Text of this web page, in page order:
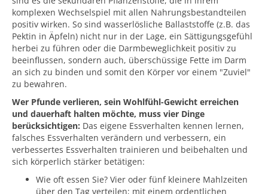
komplexen Wechselspiel mit allen Nahrungsbestandteilen
positiv wirken. So sind wasserlösliche Ballaststoffe (z.B. das
Pektin in Äpfeln) nicht nur in der Lage, ein Sättigungsgefühl
herbei zu führen oder die Darmbeweglichkeit positiv zu
beeinflussen, sondern auch, überschüssige Fette im Darm
an sich zu binden und somit den Körper vor einem "Zuviel"
zu bewahren.
Wer Pfunde verlieren, sein Wohlfühl-Gewicht erreichen
und dauerhaft halten möchte, muss vier Dinge
berücksichtigen: Das eigene Essverhalten kennen lernen,
falsches Essverhalten verändern und verbessern, ein
verbessertes Essverhalten trainieren und beibehalten und
sich körperlich stärker betätigen:
Wie oft essen Sie? Vier oder fünf kleinere Mahlzeiten
über den Tag verteilen; mit einem ordentlichen